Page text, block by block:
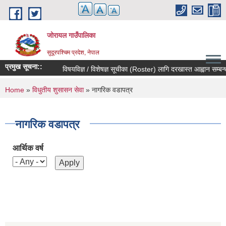
Skip to main content
जोरायल गाउँपालिका
सुदूरपश्चिम प्रदेश, नेपाल
प्रमुख सूचना:: विषयविज्ञ / विशेषज्ञ सूचीका (Roster) लागि दरखास्त आह्वान
You are here
Home » विधुतीय शुसासन सेवा» नागरिक वडापत्र
नागरिक वडापत्र
आर्थिक वर्ष